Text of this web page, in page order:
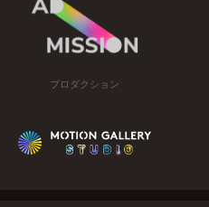
プロダクション